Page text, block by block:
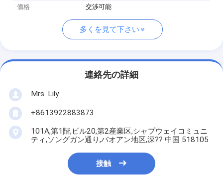
価格
交渉可能
多くを見て下さい
連絡先の詳細
Mrs. Lily
+8613922883873
101A,第1階,ビル20,第2産業区,シャプウェイコミュニ
ティ,ソングガン通り,バオアン地区,深?? 中国 518105
接触